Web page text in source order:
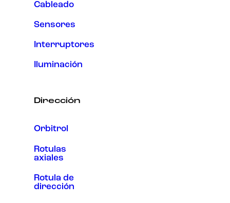
Cableado
Sensores
Interruptores
Iluminación
Dirección
Orbitrol
Rotulas
axiales
Rotula de
dirección